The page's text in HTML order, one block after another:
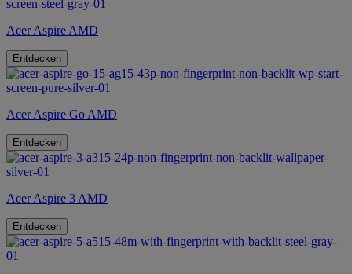
Acer Aspire AMD
Entdecken
Acer Aspire Go AMD
Entdecken
Acer Aspire 3 AMD
Entdecken